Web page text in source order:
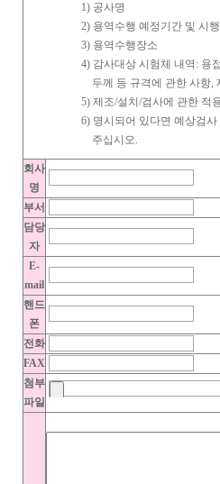
1) 공사명
2) 용역수행 예정기간 및 시
3) 용역수행장소
4) 감사대상 시험체 내역: 용
두께 등 규격에 관한 사항,
5) 제조/설치/검사에 관한 적
6) 명시되어 있다면 예상검
주십시오.
회사
명
부서
담당
자
E-
mail
핸드
폰
전화
FAX
첨부
파일